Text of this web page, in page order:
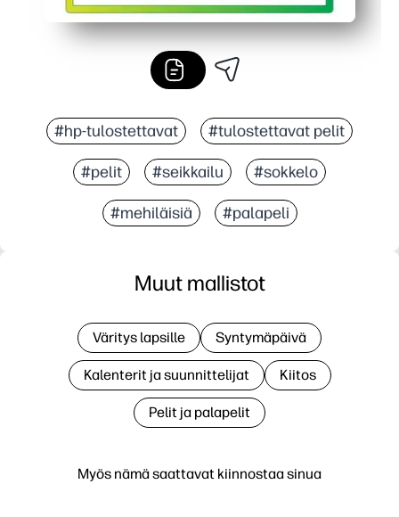
#hp-tulostettavat #tulostettavat pelit
#pelit #seikkailu #sokkelo
#mehiläisiä #palapeli
Myös nämä saattavat kiinnostaa sinua
Muut mallistot
Väritys lapsille Syntymäpäivä
Kalenterit ja suunnittelijat Kiitos
Pelit ja palapelit